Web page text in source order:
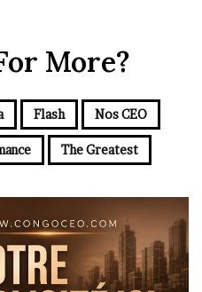
More?
Flash Nos CEO
The Greatest